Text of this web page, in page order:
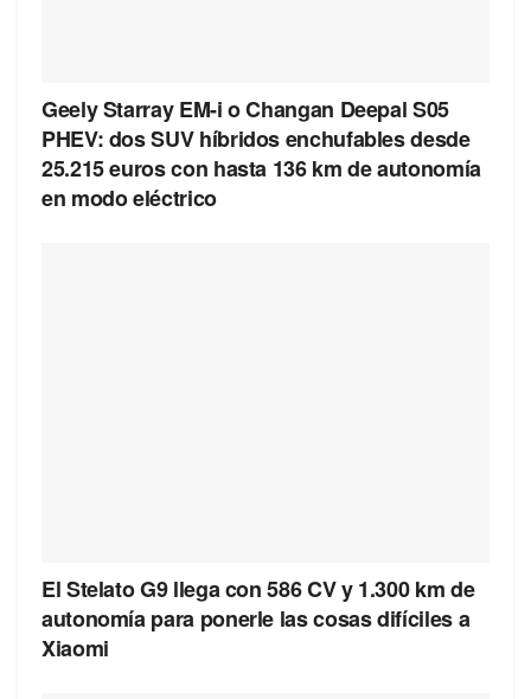
Geely Starray EM-i o Changan Deepal S05
PHEV: dos SUV híbridos enchufables desde
25.215 euros con hasta 136 km de autonomía
en modo eléctrico
El Stelato G9 llega con 586 CV y 1.300 km de
autonomía para ponerle las cosas difíciles a
Xiaomi